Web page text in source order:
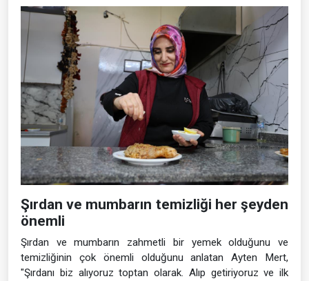
Şırdan ve mumbarın temizliği her şeyden
önemli
Şırdan ve mumbarın zahmetli bir yemek olduğunu ve
temizliğinin çok önemli olduğunu anlatan Ayten Mert,
"Şırdanı biz alıyoruz toptan olarak. Alıp getiriyoruz ve ilk